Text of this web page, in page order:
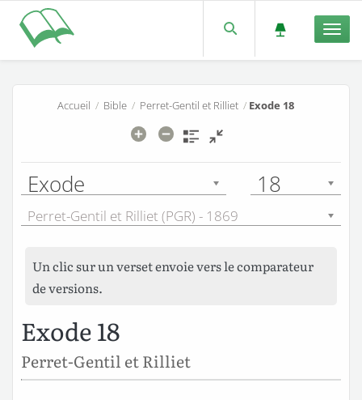
Accueil / Bible/ Perret-Gentil et Rilliet/ Exode 18
Exode 18
Perret-Gentil et Rilliet (PGR) - 1869
Un clic sur un verset envoie vers le comparateur
de versions.
Exode 18
Perret-Gentil et Rilliet